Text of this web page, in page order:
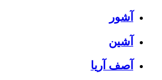
آشور
آشین
آصف آریا